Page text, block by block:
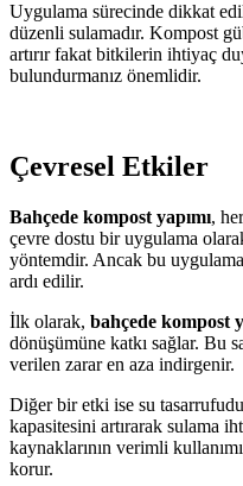
Uygulama sürecinde dikkat
düzenli sulamadır. Kompost
artırır fakat bitkilerin ihtiyaç
bulundurmanız önemlidir.
Çevresel Etkiler
Bahçede kompost yapımı,
çevre dostu bir uygulama
yöntemdir. Ancak bu
ardı edilir.
İlk olarak, bahçede kompost
dönüşümüne katkı sağlar. Bu
verilen zarar en aza indirgenir.
Diğer bir etki ise su
kapasitesini artırarak sulama
kaynaklarının verimli
korur.